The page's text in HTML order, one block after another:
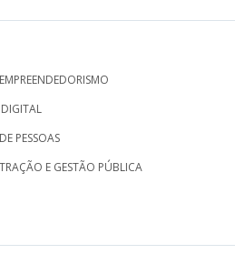
PESSOAS
E GESTÃO PÚBLICA